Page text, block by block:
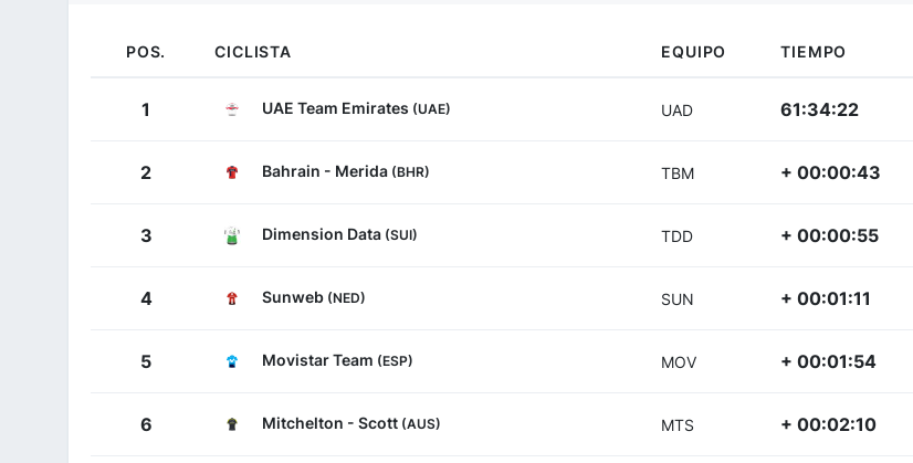
POS. CICLISTA EQUIPO TIEMPO
1 UAE Team Emirates (UAE) UAD 61:34:22
2 Bahrain - Merida (BHR) TBM + 00:00:43
3 Dimension Data (SUI) TDD + 00:00:55
4 Sunweb (NED) SUN + 00:01:11
5 Movistar Team (ESP) MOV + 00:01:54
6 Mitchelton - Scott (AUS) MTS + 00:02:10